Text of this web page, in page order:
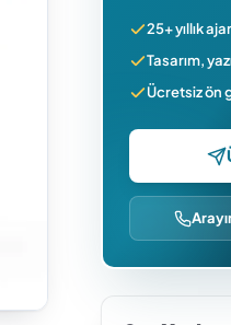
25+ yıllık
Tasarım,
Ücretsiz ön